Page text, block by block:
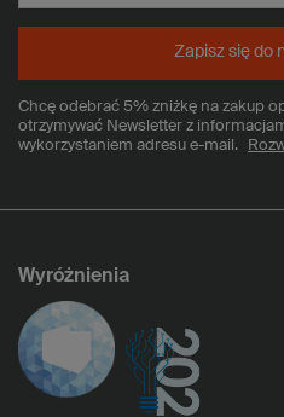
Chcę odebrać 5% zniżkę na zakup
otrzymywać Newsletter z
wykorzystaniem adresu e-mail.
Zapisz się do
Wyróżnienia